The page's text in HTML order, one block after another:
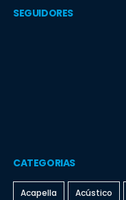
SEGUIDORES
CATEGORIAS
Acapella Acústico